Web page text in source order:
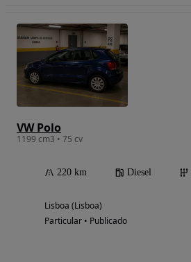
VW Polo
1199 cm3 • 75 cv
220 km Diesel
Lisboa (Lisboa)
Particular • Publicado